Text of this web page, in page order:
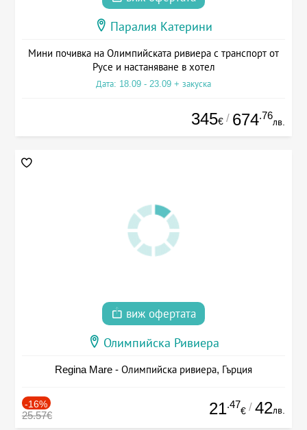
Паралия Катерини
Мини почивка на Олимпийската ривиера с транспорт от
Русе и настаняване в хотел
Дата: 18.09 - 23.09 + закуска
345€ / 674.76
лв.
виж офертата
Олимпийска Ривиера
Regina Mare - Олимпийска ривиера, Гърция
-16%
25.57€ 21.47
€ / 42лв.